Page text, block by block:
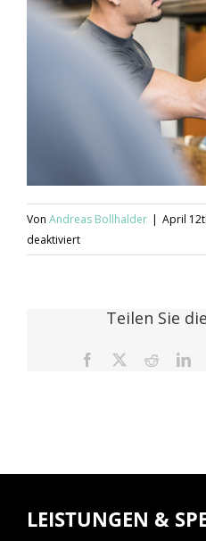
Von Andreas Bollhalder | April
deaktiviertfür
Optimo_Oerlikon_23
Teilen Sie
Facebook Reddit
LEISTUNGEN &